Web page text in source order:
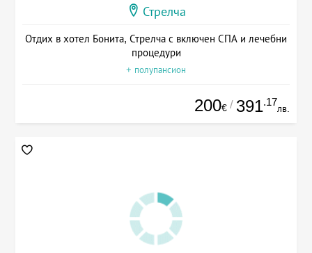
Стрелча
Отдих в хотел Бонита, Стрелча с включен СПА и лечебни
процедури
+ полупансион
200€ / 391.17
лв.